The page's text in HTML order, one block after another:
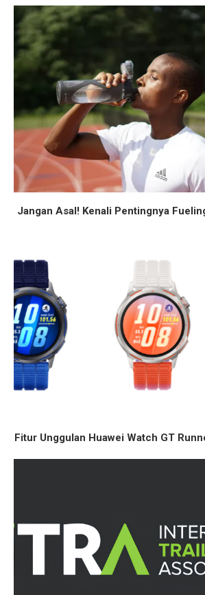
Jangan Asal! Kenali Pentingnya
Fitur Unggulan Huawei Watch GT